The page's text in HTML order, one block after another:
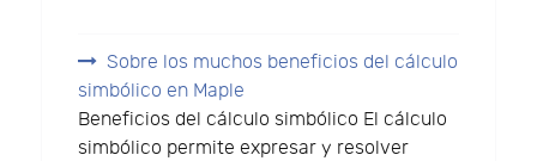
Sobre los muchos beneficios del cálculo
simbólico en Maple
Beneficios del cálculo simbólico El cálculo
simbólico permite expresar y resolver